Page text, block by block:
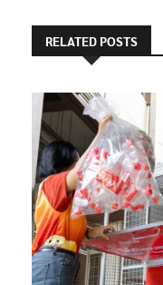
RELATED POSTS